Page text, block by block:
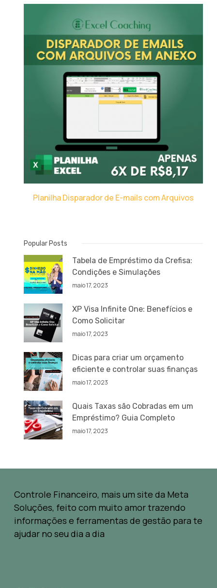
Planilha Disparador de E-mails com Arquivos
Popular Posts
Tabela de Empréstimo da Crefisa:
Condições e Simulações
maio 17, 2023
XP Visa Infinite One: Benefícios e
Como Solicitar
maio 17, 2023
Dicas para criar um orçamento
eficiente e controlar suas finanças
maio 17, 2023
Quais Taxas são Cobradas em um
Empréstimo? Guia Completo
maio 17, 2023
Controle Financeiro, mais um site da Meta
Soluções, feito com muito amor trazendo
informações e ferramentas de gestão para te
ajudar no seu dia a dia